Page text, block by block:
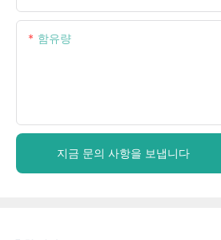
함유량
지금 문의 사항을 보냅니다